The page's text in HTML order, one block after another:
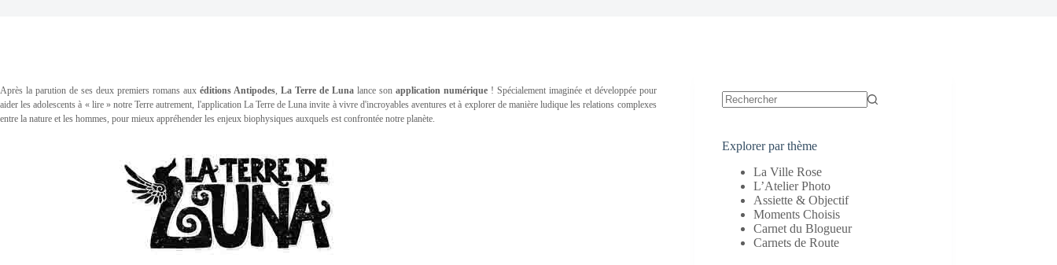
Après la parution de ses deux premiers romans aux éditions Antipodes, La Terre de Lunalance son application numérique! Spécialement imaginée et développée pour
aider les adolescents à « lire » notre Terre autrement, l'application La Terre de Luna invite à vivre d'incroyables aventures et à explorer de manière ludique les relations complexes
entre la nature et les hommes, pour mieux appréhender les enjeux biophysiques auxquels est confrontée notre planète.
Explorer par thème
La Ville Rose
L’Atelier Photo
Assiette & Objectif
Moments Choisis
Carnet du Blogueur
Carnets de Route